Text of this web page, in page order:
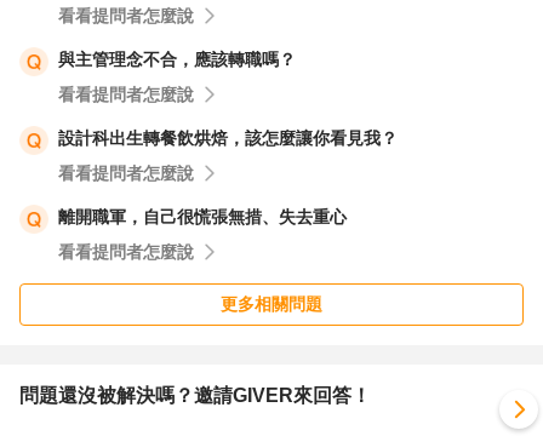
一樣，跟家人錯開等等，但對我來說: 我會用不同態度去面
對!
平日休，很好啊，沒人!去住宿都比較便宜，又不用跟人擠
人
跟家人錯開也是有白天的時間，晚上還是可以一起吃飯聊
雖然說假日忙，但一個月總有那幾天可以安排陪伴家人朋友
所以你說餐飲業累嗎?我會跟你說!我覺得這產業很好玩
只是你還沒有找到好玩的方式
看看提問者怎麼說
與主管理念不合，應該轉職嗎？
看看提問者怎麼說
設計科出生轉餐飲烘焙，該怎麼讓你看見我？
看看提問者怎麼說
離開職軍，自己很慌張無措、失去重心
看看提問者怎麼說
更多相關問題
問題還沒被解決嗎？邀請GIVER來回答！